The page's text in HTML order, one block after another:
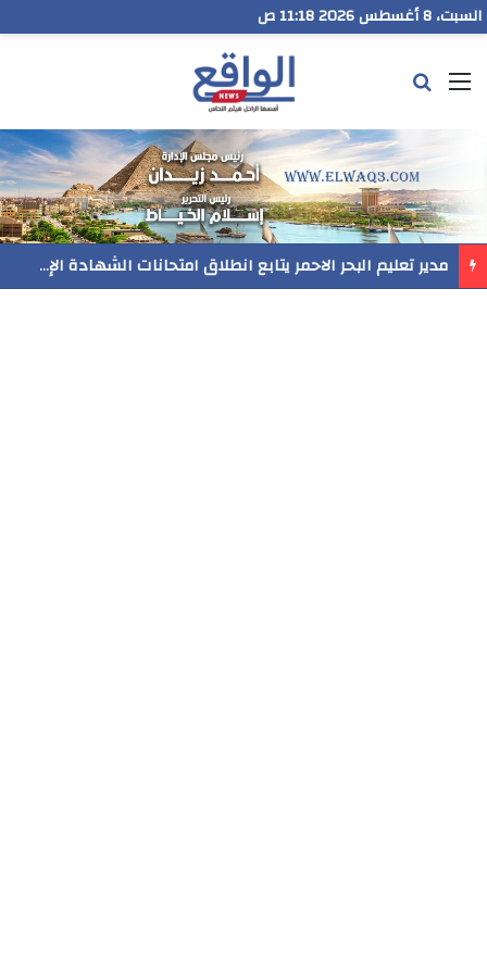
السبت، 8 أغسطس 2026 11:18 ص
القائمة
مدير تعليم البحر الاحمر يتابع انطلاق امتحانات الشهادة الإعدادية ويؤكد: الانضباط